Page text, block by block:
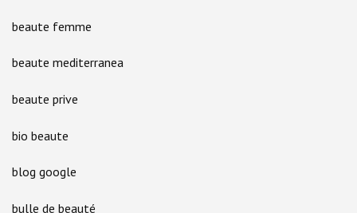
beaute femme
beaute mediterranea
beaute prive
bio beaute
blog google
bulle de beauté